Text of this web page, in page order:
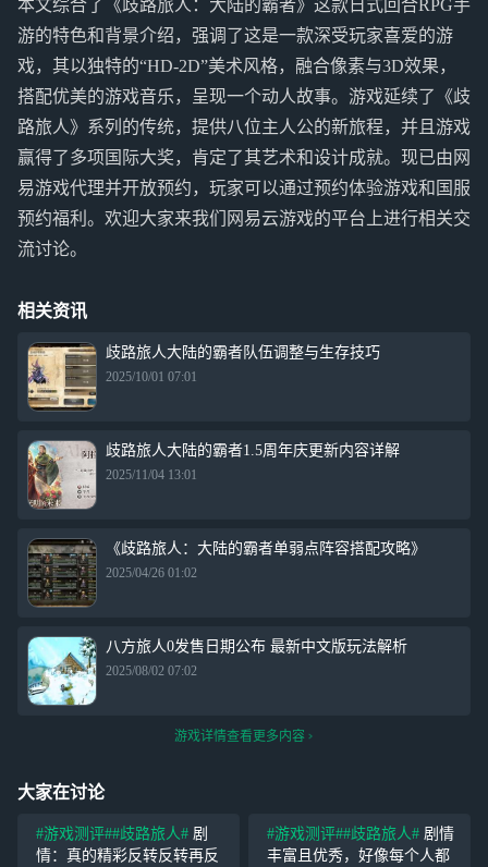
本文综合了《歧路旅人：大陆的霸者》这款日式回合RPG手
游的特色和背景介绍，强调了这是一款深受玩家喜爱的游
戏，其以独特的“HD-2D”美术风格，融合像素与3D效果，
搭配优美的游戏音乐，呈现一个动人故事。游戏延续了《歧
路旅人》系列的传统，提供八位主人公的新旅程，并且游戏
赢得了多项国际大奖，肯定了其艺术和设计成就。现已由网
易游戏代理并开放预约，玩家可以通过预约体验游戏和国服
预约福利。欢迎大家来我们网易云游戏的平台上进行相关交
流讨论。
相关资讯
歧路旅人大陆的霸者队伍调整与生存技巧
2025/10/01 07:01
歧路旅人大陆的霸者1.5周年庆更新内容详解
2025/11/04 13:01
《歧路旅人：大陆的霸者单弱点阵容搭配攻略》
2025/04/26 01:02
八方旅人0发售日期公布 最新中文版玩法解析
2025/08/02 07:02
游戏详情查看更多内容
大家在讨论
#游戏测评##歧路旅人#
情：真的精彩反转反转再反
#游戏测评##歧路旅人# 剧情
丰富且优秀，好像每个人都